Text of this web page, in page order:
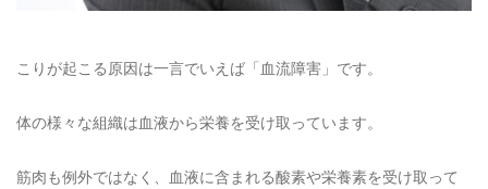
こりが起こる原因は一言でいえば「血流障害」です。
体の様々な組織は血液から栄養を受け取っています。
筋肉も例外ではなく、血液に含まれる酸素や栄養素を受け取って